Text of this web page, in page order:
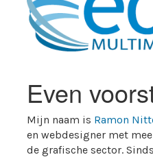
Even
Mijn naam is Ramon
en webdesigner met
de grafische sector.